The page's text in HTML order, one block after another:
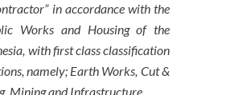
in accordance with the
Works and Housing of the
with first class classification
namely; Earth Works, Cut &
Mining and Infrastructure.